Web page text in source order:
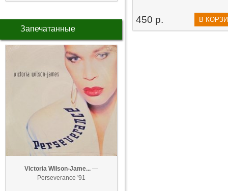
Запечатанные
Victoria Wilson-Jame... —
Perseverance '91
450 р. В